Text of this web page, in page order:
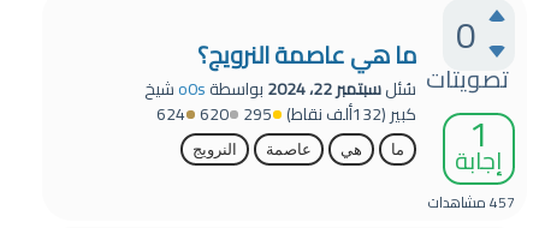
0
تصويتات
1
إجابة
457مشاهدات
ما هي عاصمة النرويج؟
سُئلسبتمبر 22، 2024 بواسطةo0sشيخ
كبير(132ألف نقاط) 295
620
624
ما هي عاصمة النرويج